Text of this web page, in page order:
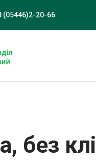
(05446)2-20-66
без